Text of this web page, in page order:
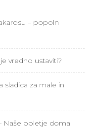
– popoln
vredno ustaviti?
sladica za male in
Naše poletje doma